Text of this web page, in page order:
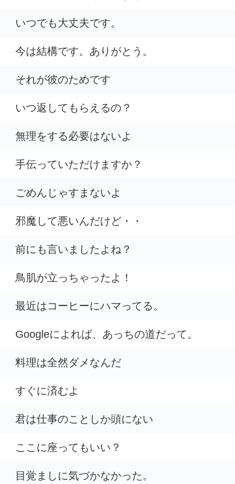
いつでも大丈夫です。
今は結構です。ありがとう。
それが彼のためです
いつ返してもらえるの？
無理をする必要はないよ
手伝っていただけますか？
ごめんじゃすまないよ
邪魔して悪いんだけど・・
前にも言いましたよね？
鳥肌が立っちゃったよ！
最近はコーヒーにハマってる。
Googleによれば、あっちの道だって。
料理は全然ダメなんだ
すぐに済むよ
君は仕事のことしか頭にない
ここに座ってもいい？
目覚ましに気づかなかった。